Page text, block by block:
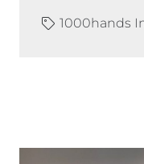
1000hands